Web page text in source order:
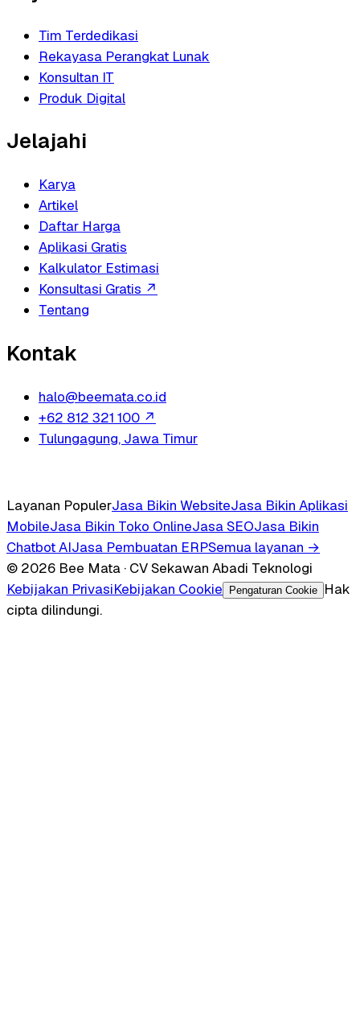
Tim Terdedikasi
Rekayasa Perangkat Lunak
Konsultan IT
Produk Digital
Jelajahi
Karya
Artikel
Daftar Harga
Aplikasi Gratis
Kalkulator Estimasi
Konsultasi Gratis ↗
Tentang
Kontak
halo@beemata.co.id
+62 812 321 100 ↗
Tulungagung, Jawa Timur
Layanan PopulerJasa Bikin WebsiteJasa Bikin Aplikasi
MobileJasa Bikin Toko OnlineJasa SEOJasa Bikin
Chatbot AIJasa Pembuatan ERPSemua layanan →
© 2026 Bee Mata · CV Sekawan Abadi Teknologi
Kebijakan PrivasiKebijakan Cookie Pengaturan Cookie
Hak
cipta dilindungi.